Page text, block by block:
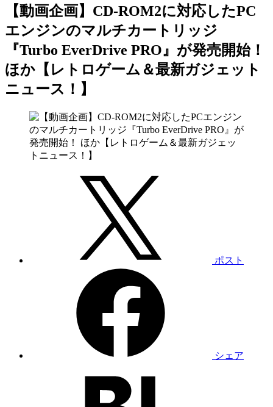
【動画企画】CD-ROM2に対応したPC
エンジンのマルチカートリッジ
『Turbo EverDrive PRO』が発売開始！
ほか【レトロゲーム＆最新ガジェット
ニュース！】
ポスト
シェア